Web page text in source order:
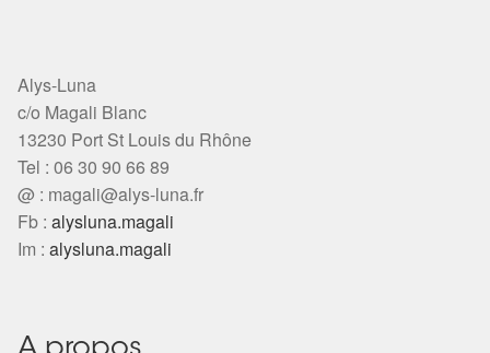
Alys-Luna
c/o Magali Blanc
13230 Port St Louis du Rhône
Tel : 06 30 90 66 89
@ : magali@alys-luna.fr
Fb : alysluna.magali
Im : alysluna.magali